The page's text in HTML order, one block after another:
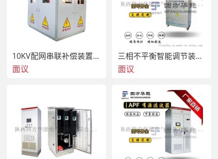
10KV配网串联补偿装置/串联补偿装置
面议
三相不平衡智能调节装置丨三相不平衡调节装置
面议